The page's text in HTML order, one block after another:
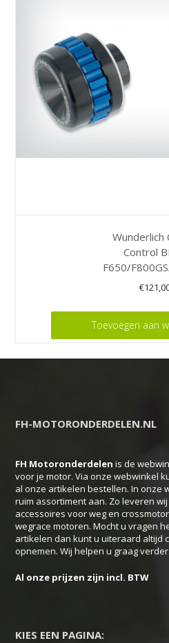
Wunderlich
Control
F650/
€
Toevoegen aan
FH-MOTORONDERDELEN.NL
FH Motoronderdelen is de
voor je motor. Via onze webwinkel
al onze artikelen bestellen. In onze
ruim assortiment aan. Zo leveren
accessoires voor weg en
wegrace motoren. Mocht u vragen
artikelen dan kunt u uiteraard altijd
opnemen. Wij helpen u graag verder.
Al onze prijzen zijn incl. BTW
KIES EEN PAGINA: